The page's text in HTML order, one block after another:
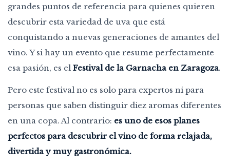
grandes puntos de referencia para quienes quieren
descubrir esta variedad de uva que está
conquistando a nuevas generaciones de amantes del
vino. Y si hay un evento que resume perfectamente
esa pasión, es el Festival de la Garnacha en Zaragoza.
Pero este festival no es solo para expertos ni para
personas que saben distinguir diez aromas diferentes
en una copa. Al contrario: es uno de esos planes
perfectos para descubrir el vino de forma relajada,
divertida y muy gastronómica.